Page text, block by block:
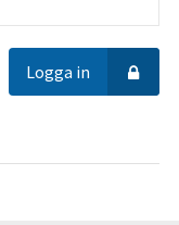
Logga in